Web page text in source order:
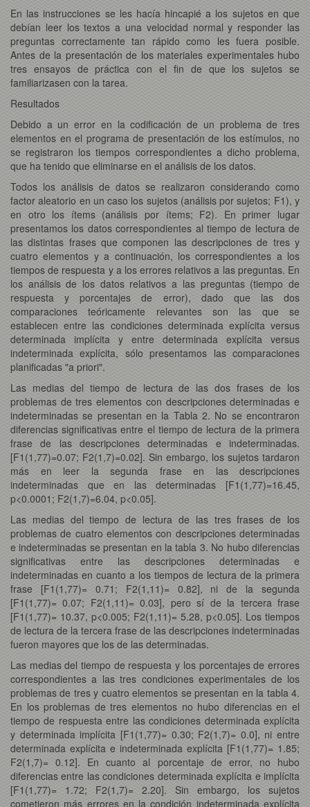
En las instrucciones se les hacía hincapié a los sujetos en que
debían leer los textos a una velocidad normal y responder las
preguntas correctamente tan rápido como les fuera posible.
Antes de la presentación de los materiales experimentales hubo
tres ensayos de práctica con el fin de que los sujetos se
familiarizasen con la tarea.
Resultados
Debido a un error en la codificación de un problema de tres
elementos en el programa de presentación de los estímulos, no
se registraron los tiempos correspondientes a dicho problema,
que ha tenido que eliminarse en el análisis de los datos.
Todos los análisis de datos se realizaron considerando como
factor aleatorio en un caso los sujetos (análisis por sujetos; F1), y
en otro los ítems (análisis por ítems; F2). En primer lugar
presentamos los datos correspondientes al tiempo de lectura de
las distintas frases que componen las descripciones de tres y
cuatro elementos y a continuación, los correspondientes a los
tiempos de respuesta y a los errores relativos a las preguntas. En
los análisis de los datos relativos a las preguntas (tiempo de
respuesta y porcentajes de error), dado que las dos
comparaciones teóricamente relevantes son las que se
establecen entre las condiciones determinada explícita versus
determinada implícita y entre determinada explícita versus
indeterminada explícita, sólo presentamos las comparaciones
planificadas "a priori".
Las medias del tiempo de lectura de las dos frases de los
problemas de tres elementos con descripciones determinadas e
indeterminadas se presentan en la Tabla 2. No se encontraron
diferencias significativas entre el tiempo de lectura de la primera
frase de las descripciones determinadas e indeterminadas.
[F1(1,77)=0.07; F2(1,7)=0.02]. Sin embargo, los sujetos tardaron
más en leer la segunda frase en las descripciones
indeterminadas que en las determinadas [F1(1,77)=16.45,
p<0.0001; F2(1,7)=6.04, p<0.05].
Las medias del tiempo de lectura de las tres frases de los
problemas de cuatro elementos con descripciones determinadas
e indeterminadas se presentan en la tabla 3. No hubo diferencias
significativas entre las descripciones determinadas e
indeterminadas en cuanto a los tiempos de lectura de la primera
frase [F1(1,77)= 0.71; F2(1,11)= 0.82], ni de la segunda
[F1(1,77)= 0.07; F2(1,11)= 0.03], pero sí de la tercera frase
[F1(1,77)= 10.37, p<0.005; F2(1,11)= 5.28, p<0.05]. Los tiempos
de lectura de la tercera frase de las descripciones indeterminadas
fueron mayores que los de las determinadas.
Las medias del tiempo de respuesta y los porcentajes de errores
correspondientes a las tres condiciones experimentales de los
problemas de tres y cuatro elementos se presentan en la tabla 4.
En los problemas de tres elementos no hubo diferencias en el
tiempo de respuesta entre las condiciones determinada explícita
y determinada implícita [F1(1,77)= 0.30; F2(1,7)= 0.0], ni entre
determinada explícita e indeterminada explícita [F1(1,77)= 1.85;
F2(1,7)= 0.12]. En cuanto al porcentaje de error, no hubo
diferencias entre las condiciones determinada explícita e implícita
[F1(1,77)= 1.72; F2(1,7)= 2.20]. Sin embargo, los sujetos
cometieron más errores en la condición indeterminada explícita